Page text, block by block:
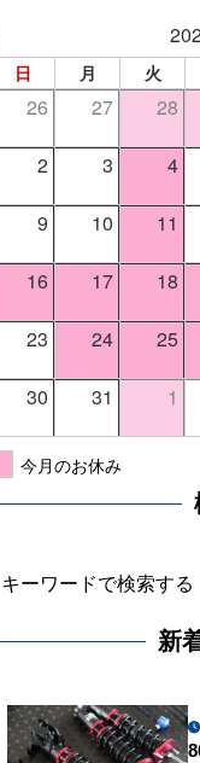
日 月 火
26 27 28
2 3 4
9 10 11
16 17 18
23 24 25
30 31 1
今月のお休み
新